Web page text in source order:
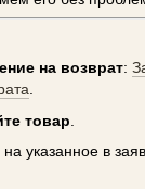
на возврат:
товар
на указанное в